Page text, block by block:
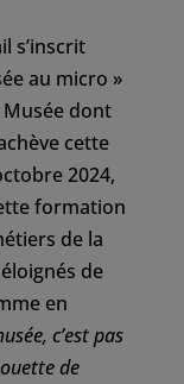
s’inscrit
au micro »
Musée dont
cette
2024,
formation
de la
de
en
c’est pas
de